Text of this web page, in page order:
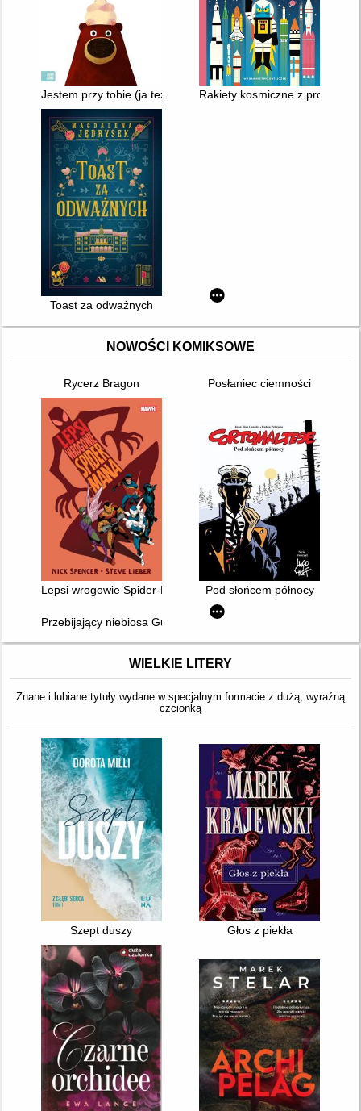
Jestem przy tobie (ja też!) Rakiety kosmiczne z
Toast za odważnych
NOWOŚCI KOMIKSOWE
Rycerz Bragon Posłaniec ciemności
Lepsi wrogowie Spider-Mana Pod słońcem północy
Przebijający niebiosa Gurren Lagann. Vol. 001
WIELKIE LITERY
Znane i lubiane tytuły wydane w specjalnym formacie z dużą, wyraźną
czcionką
Szept duszy Głos z piekła